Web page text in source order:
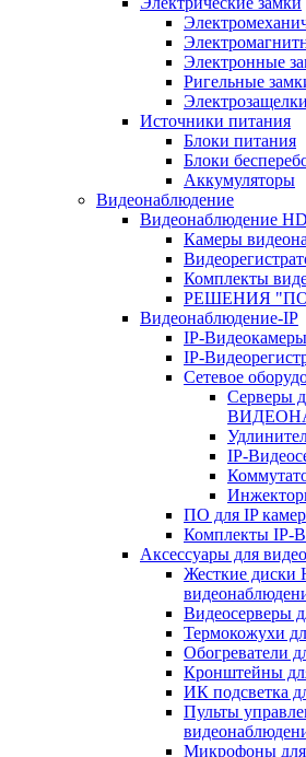
Электронные
Ригельные
Электрозащелки
Источники питания
Блоки питания
Блоки
Аккумуляторы
Видеонаблюдение
Видеонаблюдение HD
Камеры
Комплекты
РЕШЕНИЯ
Видеонаблюдение-IP
IP-Видеокамеры
IP-
Сетевое
Серверы
IP-
ПО для IP камер
Комплекты IP-
Аксессуары для
Жесткие диски
Видеосерверы
Термокожухи
Обогреватели
Кронштейны
ИК подсветка
Пульты
Микрофоны для